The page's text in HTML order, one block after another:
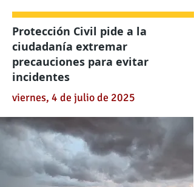
Protección Civil pide a la
ciudadanía extremar
precauciones para evitar
incidentes
viernes, 4 de julio de 2025